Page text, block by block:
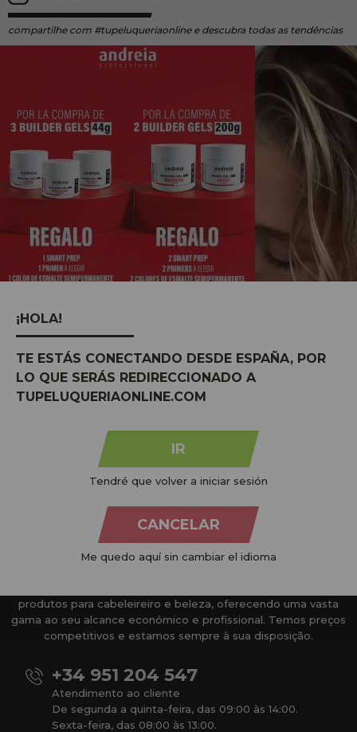
compartilhe com #tupeluqueriaonline e descubra todas as tendências
MARCAS: ver todas
produtos para cabeleireiro e beleza, oferecendo uma vasta
gama ao seu alcance económico e profissional. Temos preços
competitivos e estamos sempre à sua disposição.
+34 951 204 547
Atendimento ao cliente
De segunda a quinta-feira, das 09:00 às 14:00.
Sexta-feira, das 08:00 às 13:00.
¡HOLA!
TE ESTÁS CONECTANDO DESDE ESPAÑA, POR
LO QUE SERÁS REDIRECCIONADO A
TUPELUQUERIAONLINE.COM
IR
Tendré que volver a iniciar sesión
CANCELAR
Me quedo aquí sin cambiar el idioma